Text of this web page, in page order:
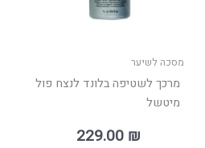
מסכה לשיער
מרכך לשטיפה בלונד לנצח פול
מיטשל
229.00 ₪